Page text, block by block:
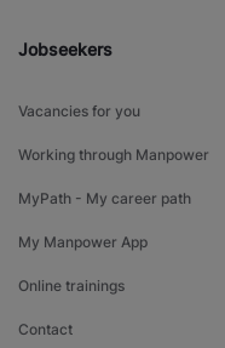
Jobseekers
Vacancies for you
Working through Manpower
MyPath - My career path
My Manpower App
Online trainings
Contact